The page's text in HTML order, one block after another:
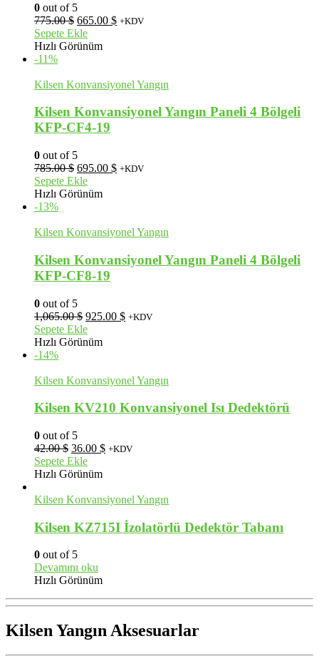
0 out of 5
775.00$ Orijinal
fiyat:
775.00 $.
665.00 $Şu
+KDV
Sepete Ekle
Hızlı Görünüm
-11%
Kilsen Konvansiyonel Yangın
Kilsen Konvansiyonel Yangın Paneli 4 Bölgeli
KFP-CF4-19
0 out of 5
785.00$ Orijinal
fiyat:
785.00 $.
695.00 $Şu
+KDV
Sepete Ekle
Hızlı Görünüm
-13%
Kilsen Konvansiyonel Yangın
Kilsen Konvansiyonel Yangın Paneli 4 Bölgeli
KFP-CF8-19
0 out of 5
1,065.00$ Orijinal
fiyat:
1,065.00 $.
925.00 $Şu
+KDV
Sepete Ekle
Hızlı Görünüm
-14%
Kilsen Konvansiyonel Yangın
Kilsen KV210 Konvansiyonel Isı Dedektörü
0 out of 5
42.00$ Orijinal
fiyat:
42.00 $.
36.00 $Şu
+KDV
Sepete Ekle
Hızlı Görünüm
Kilsen Konvansiyonel Yangın
Kilsen KZ715I İzolatörlü Dedektör Tabanı
0 out of 5
Devamını oku
Hızlı Görünüm
Kilsen Yangın Aksesuarlar